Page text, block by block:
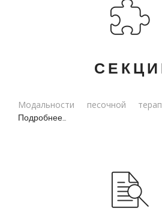
Модальности песочной
Подробнее...